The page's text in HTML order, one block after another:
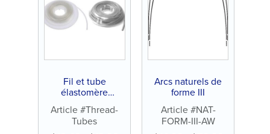
Fil et tube
élastomère
Article #Thread-
Tubes
Arcs naturels de
forme III
Article #NAT-
FORM-III-AW